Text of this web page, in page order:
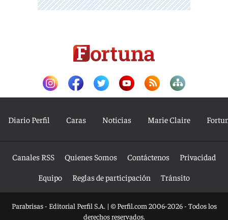
Diario Perfil Caras Noticias Marie Claire
Canales RSS Quienes Somos Contáctenos
Privacidad
Equipo
Reglas de participación Tránsito
Parabrisas - Editorial Perfil S.A. | © Perfil.com 2006-2026 - Todos los
derechos reservados.